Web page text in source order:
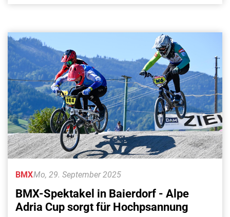
Mo, 29. September 2025
BMX
BMX-Spektakel in Baierdorf - Alpe
Adria Cup sorgt für Hochpsannung